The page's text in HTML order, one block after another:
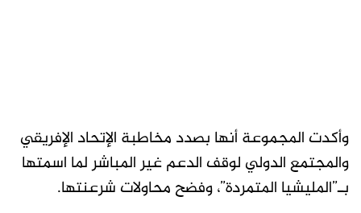
وأكدت المجموعة أنها بصدد مخاطبة الإتحاد الإفريقي
والمجتمع الدولي لوقف الدعم غير المباشر لما اسمتها
بـ”المليشيا المتمردة”، وفضح محاولات شرعنتها.